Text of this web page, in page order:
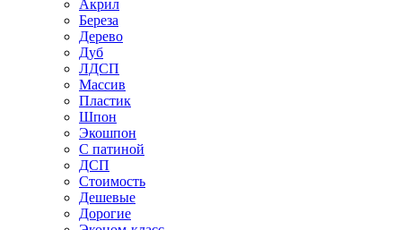
Акрил
Береза
Дерево
Дуб
ЛДСП
Массив
Пластик
Шпон
Экошпон
С патиной
ДСП
Стоимость
Дешевые
Дорогие